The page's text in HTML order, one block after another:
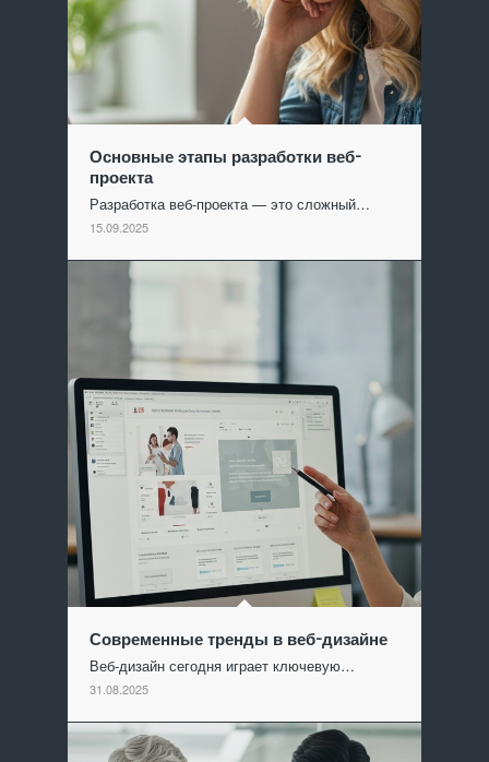
Основные этапы разработки веб-
проекта
Разработка веб-проекта — это сложный…
15.09.2025
Современные тренды в веб-дизайне
Веб-дизайн сегодня играет ключевую…
31.08.2025